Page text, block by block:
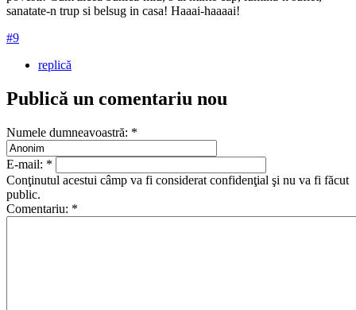
sanatate-n trup si belsug in casa! Haaai-haaaai!
#9
replică
Publică un comentariu nou
Numele dumneavoastră: *
E-mail: *
Conţinutul acestui câmp va fi considerat confidenţial şi nu va fi făcut
public.
Comentariu: *